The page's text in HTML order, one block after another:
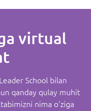
virtual
School bilan
qanday qulay muhit
nima o'ziga